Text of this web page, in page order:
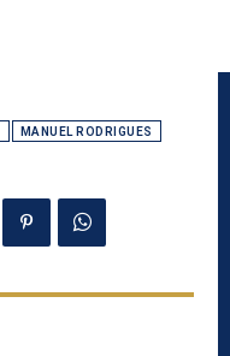
MANUEL RODRIGUES